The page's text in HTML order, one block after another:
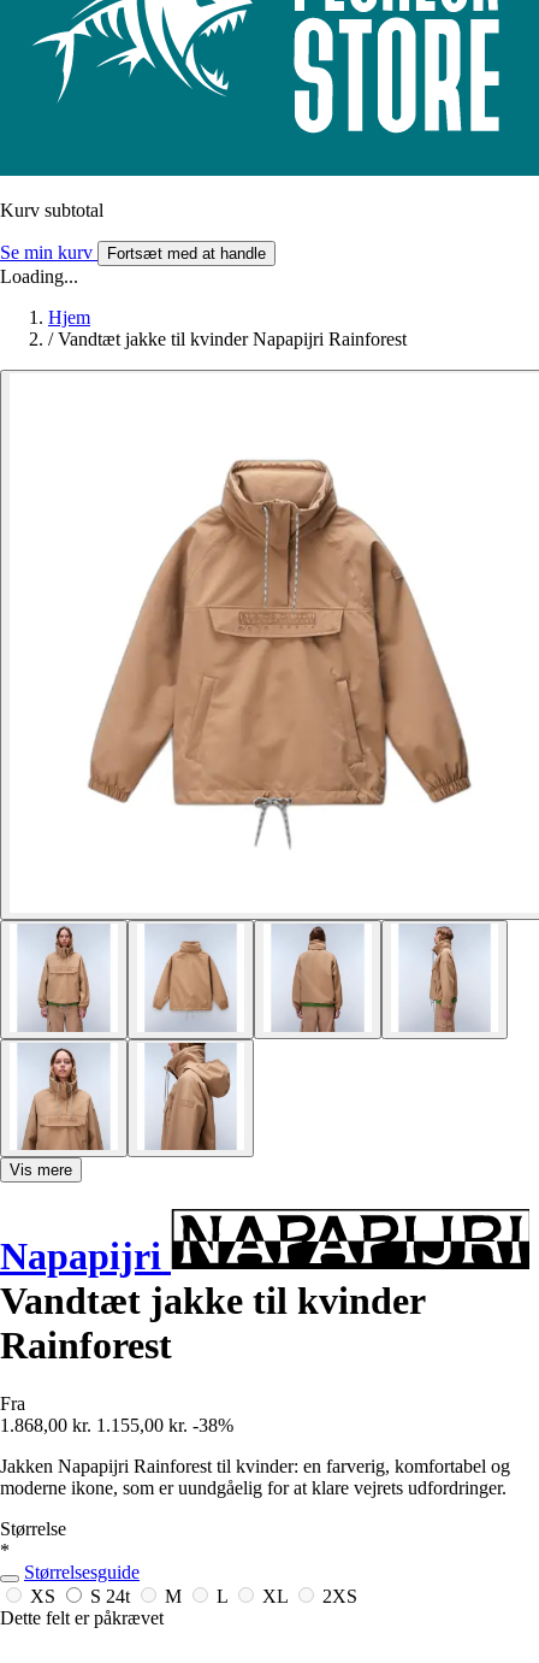
Kurv subtotal
Se min kurv Fortsæt med at handle
Loading...
Hjem
/ Vandtæt jakke til kvinder Napapijri Rainforest
Vis mere
Napapijri
Vandtæt jakke til kvinder
Rainforest
Fra
1.868,00 kr. 1.155,00 kr. -38%
Jakken Napapijri Rainforest til kvinder: en farverig, komfortabel og
moderne ikone, som er uundgåelig for at klare vejrets udfordringer.
Størrelse
*
Størrelsesguide
XS
S 24t M L XL
2XS
Dette felt er påkrævet